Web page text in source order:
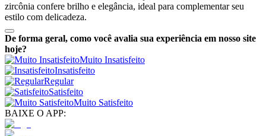
zircônia confere brilho e elegância, ideal para complementar seu
estilo com delicadeza.
De forma geral, como você avalia sua experiência em nosso site
hoje?
Muito Insatisfeito
Insatisfeito
Regular
Satisfeito
Muito Satisfeito
BAIXE O APP: